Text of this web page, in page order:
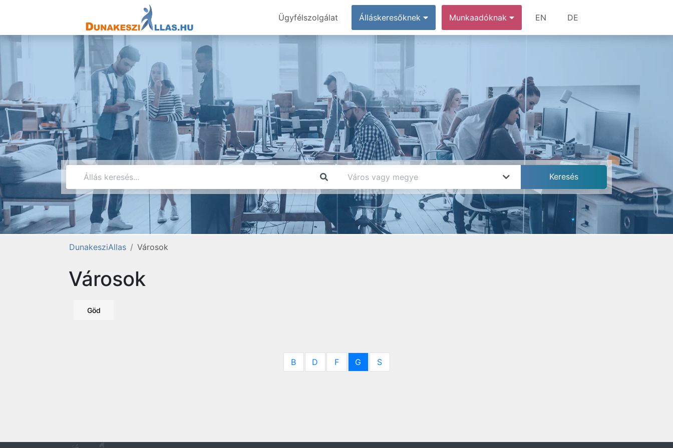
Ügyfélszolgálat Álláskeresőknek Munkaadóknak EN DE
DunakesziAllas Városok
Városok
Göd
B D F G S